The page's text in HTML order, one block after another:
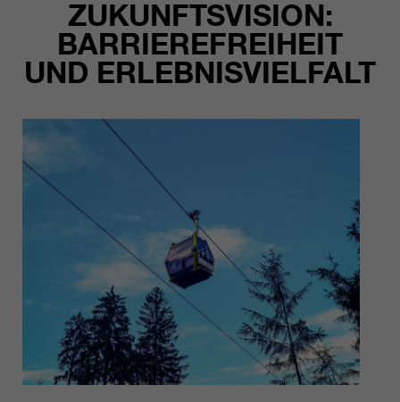
ZUKUNFTSVISION:
BARRIEREFREIHEIT
UND ERLEBNISVIELFALT